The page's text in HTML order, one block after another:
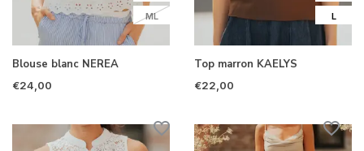
ML
Blouse blanc NEREA
€24,00
L
Top marron KAELYS
€22,00